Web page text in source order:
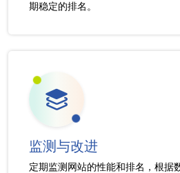
期稳定的排名。
监测与改进
定期监测网站的性能和排名，根据